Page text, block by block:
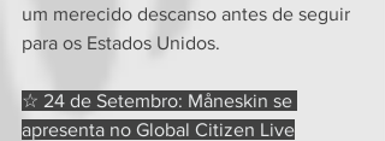
um merecido descanso antes de seguir
para os Estados Unidos.
☆ 24 de Setembro: Måneskin se
apresenta no Global Citizen Live